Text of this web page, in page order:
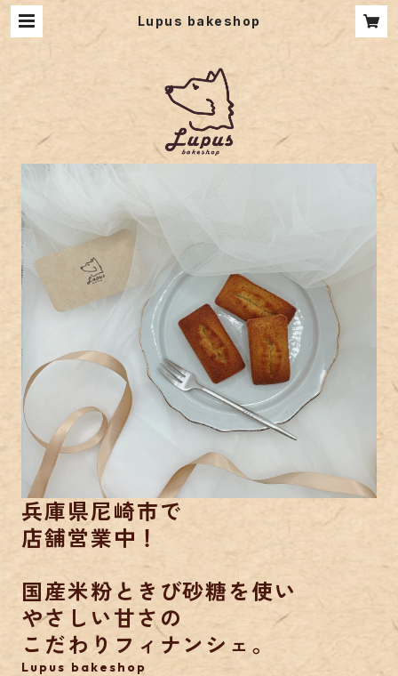
Lupus bakeshop
兵庫県尼崎市で
店舗営業中！
国産米粉ときび砂糖を使い
やさしい甘さの
こだわりフィナンシェ。
Lupus bakeshop